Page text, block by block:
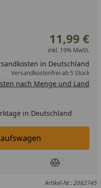
eingeben
um eins erhöhen
11,99 €
inkl. 19% MwSt.
in Deutschland
Versandkostenfrei ab 5 Stück
nach Menge und Land
in Deutschland
Einkaufswagen legen
hinzufügenProdukt
Artikel-Nr.: 2082745